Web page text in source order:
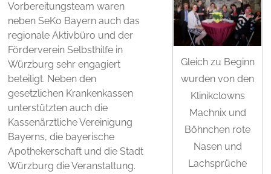
Gleich zu Beginn
wurden von den
Klinikclowns
Machnix und
Böhnchen rote
Nasen und
Lachsprüche
Vorbereitungsteam waren
neben SeKo Bayern auch das
regionale Aktivbüro und der
Förderverein Selbsthilfe in
Würzburg sehr engagiert
beteiligt. Neben den
gesetzlichen Krankenkassen
unterstützten auch die
Kassenärztliche Vereinigung
Bayerns, die bayerische
Apothekerschaft und die Stadt
Würzburg die Veranstaltung.